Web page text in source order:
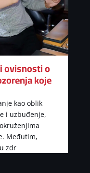
ovisnosti o
koje
kao oblik
i uzbuđenje,
Međutim,
zdr